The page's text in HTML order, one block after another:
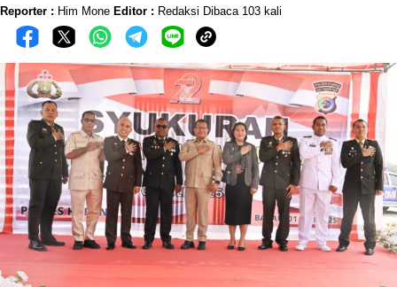
Reporter : Him Mone Editor : Redaksi Dibaca 103 kali